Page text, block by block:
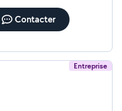
Contacter
Entreprise